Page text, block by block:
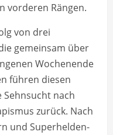
vorderen Rängen.
von drei
gemeinsam über
Wochenende
führen diesen
Sehnsucht nach
zurück. Nach
und Superhelden-